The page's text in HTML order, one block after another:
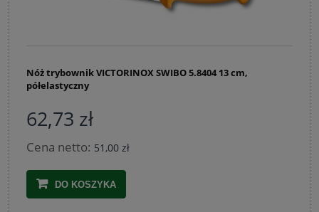
Nóż trybownik VICTORINOX SWIBO 5.8404 13 cm,
półelastyczny
62,73 zł
Cena netto: 51,00 zł
DO KOSZYKA